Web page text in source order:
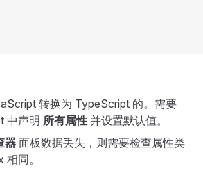
转换为 TypeScript 的。需要
中声明 所有属性 并设置默认值。
器 面板数据丢失，则需要检查属性类
同。